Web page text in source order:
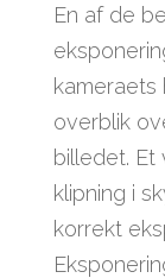
En af de
kameraets
overblik
billedet. Et
klipning i
korrekt